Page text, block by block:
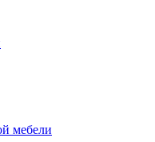
мебели